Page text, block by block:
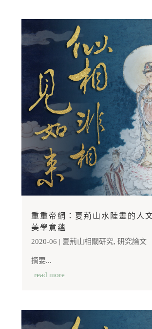
重重帝網：夏荊山水陸畫的人
美學意蘊
2020-06 | 夏荊山相關研究, 研究論文
摘要...
read more